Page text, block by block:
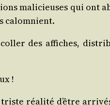
mali­cieuses qui ont
calomnient.
col­ler des affiches,
!
triste réa­li­té d’être